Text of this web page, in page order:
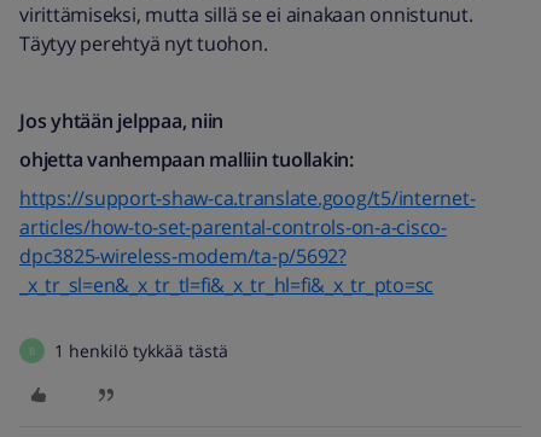
virittämiseksi, mutta sillä se ei ainakaan onnistunut.
Täytyy perehtyä nyt tuohon.
Jos yhtään jelppaa, niin
ohjetta vanhempaan malliin tuollakin:
https://support-shaw-ca.translate.goog/t5/internet-
articles/how-to-set-parental-controls-on-a-cisco-
dpc3825-wireless-modem/ta-p/5692?
_x_tr_sl=en&_x_tr_tl=fi&_x_tr_hl=fi&_x_tr_pto=sc
B 1 henkilö tykkää tästä